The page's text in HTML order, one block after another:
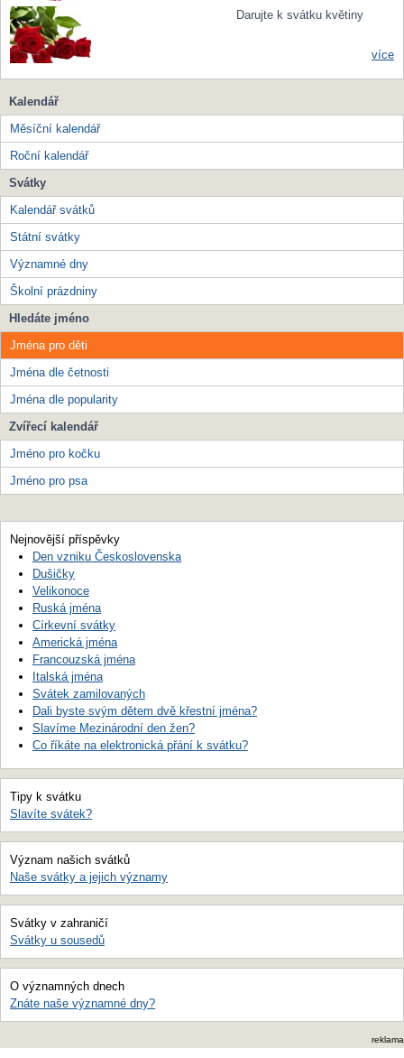
Darujte k svátku květiny
více
Kalendář
Měsíční kalendář
Roční kalendář
Svátky
Kalendář svátků
Státní svátky
Významné dny
Školní prázdniny
Hledáte jméno
Jména pro děti
Jména dle četnosti
Jména dle popularity
Zvířecí kalendář
Jméno pro kočku
Jméno pro psa
Nejnovější příspěvky
Den vzniku Československa
Dušičky
Velikonoce
Ruská jména
Církevní svátky
Americká jména
Francouzská jména
Italská jména
Svátek zamilovaných
Dali byste svým dětem dvě křestní jména?
Slavíme Mezinárodní den žen?
Co říkáte na elektronická přání k svátku?
Tipy k svátku
Slavíte svátek?
Význam našich svátků
Naše svátky a jejich významy
Svátky v zahraničí
Svátky u sousedů
O významných dnech
Znáte naše významné dny?
reklama